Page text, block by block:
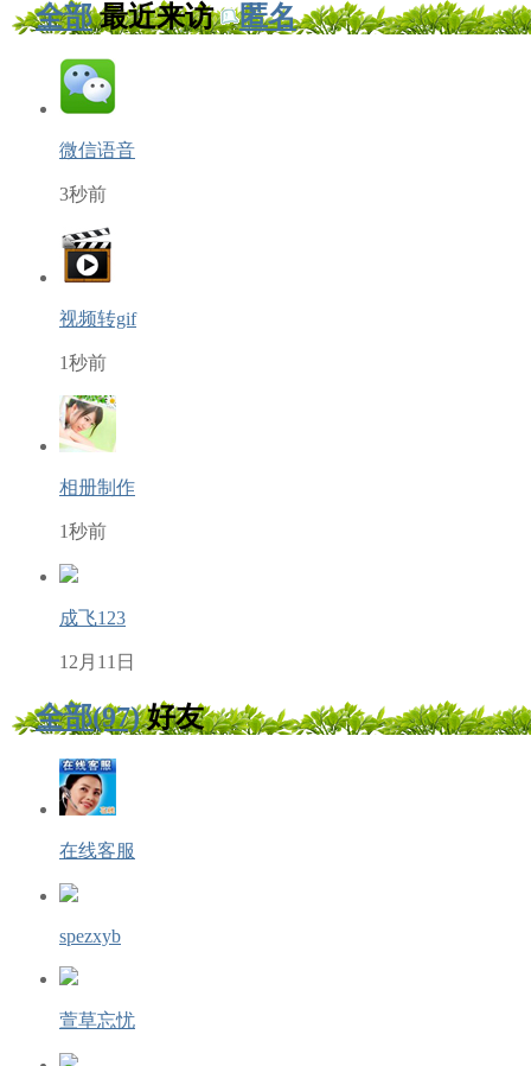
全部最近来访 匿名
微信语音
3秒前
视频转gif
1秒前
相册制作
1秒前
成飞123
12月11日
全部(97) 好友
在线客服
spezxyb
萱草忘忧